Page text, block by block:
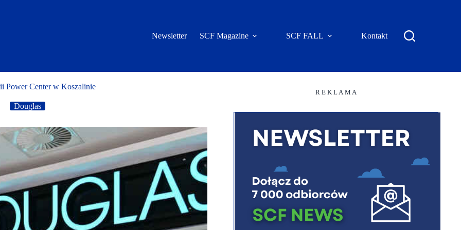
Newsletter SCF Magazine SCF FALL Kontakt
Power Center w Koszalinie
Douglas
R E K L A M A